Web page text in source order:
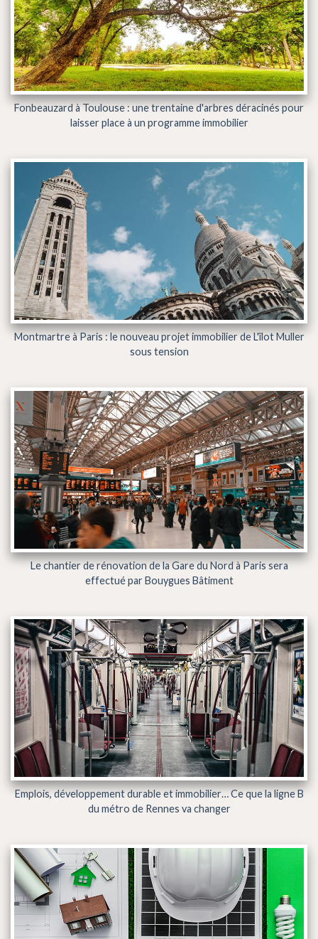
Fonbeauzard à Toulouse : une trentaine d'arbres déracinés pour
laisser place à un programme immobilier
Montmartre à Paris : le nouveau projet immobilier de L'îlot Muller
sous tension
Le chantier de rénovation de la Gare du Nord à Paris sera
effectué par Bouygues Bâtiment
Emplois, développement durable et immobilier… Ce que la ligne B
du métro de Rennes va changer